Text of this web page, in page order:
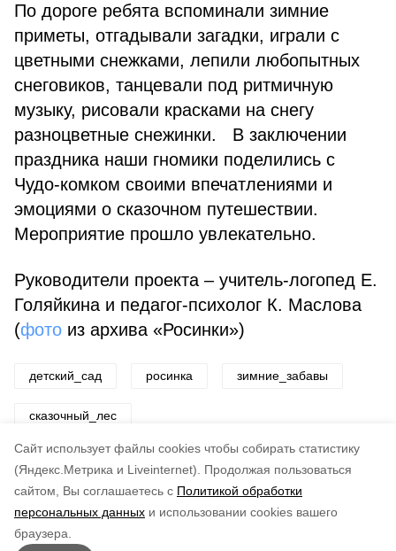
Cайт использует файлы cookies чтобы собирать статистику
(Яндекс.Метрика и Liveinternet).
Продолжая пользоваться
сайтом, Вы соглашаетесь с Политикой обработки
персональных данных и использовании cookies вашего
браузера.
По дороге ребята вспоминали зимние
приметы, отгадывали загадки, играли с
цветными снежками, лепили любопытных
снеговиков, танцевали под ритмичную
музыку, рисовали красками на снегу
разноцветные снежинки. В заключении
праздника наши гномики поделились с
Чудо-комком своими впечатлениями и
эмоциями о сказочном путешествии.
Мероприятие прошло увлекательно.
Руководители проекта – учитель-логопед Е.
Голяйкина и педагог-психолог К. Маслова
(фото из архива «Росинки»)
детский_сад росинка зимние_забавы
сказочный_лес
Авторы: ADMIN admin
по оценке
5